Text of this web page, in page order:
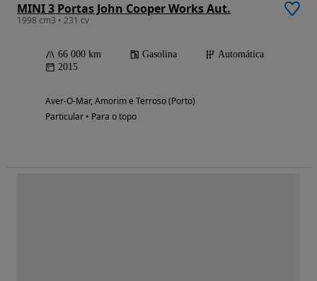
MINI 3 Portas John Cooper Works Aut.
1998 cm3 • 231 cv
66 000 km Gasolina
Automática
2015
Aver-O-Mar, Amorim e Terroso (Porto)
Particular • Para o topo